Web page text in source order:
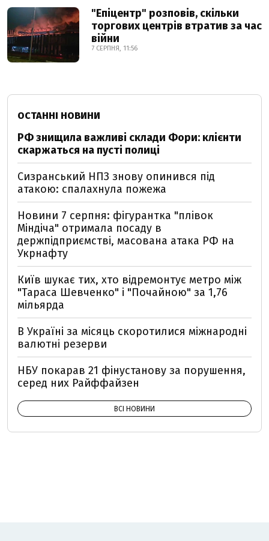
"Епіцентр" розповів, скільки
торгових центрів втратив за час
війни
7 СЕРПНЯ, 11:56
ОСТАННІ НОВИНИ
РФ знищила важливі склади Фори: клієнти
скаржаться на пусті полиці
Сизранський НПЗ знову опинився під
атакою: спалахнула пожежа
Новини 7 серпня: фігурантка "плівок
Міндіча" отримала посаду в
держпідприємстві, масована атака РФ на
Укрнафту
Київ шукає тих, хто відремонтує метро між
"Тараса Шевченко" і "Почайною" за 1,76
мільярда
В Україні за місяць скоротилися міжнародні
валютні резерви
НБУ покарав 21 фінустанову за порушення,
серед них Райффайзен
ВСІ НОВИНИ